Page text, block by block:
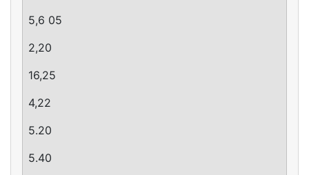
5,6 05
2,20
16,25
4,22
5.20
5.40